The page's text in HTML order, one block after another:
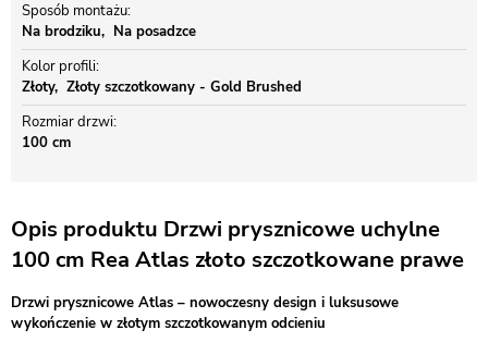
Sposób montażu
Na brodziku
Na posadzce
Kolor profili
Złoty
Złoty szczotkowany - Gold Brushed
Rozmiar drzwi
100 cm
Opis produktu Drzwi prysznicowe uchylne
100 cm Rea Atlas złoto szczotkowane prawe
Drzwi prysznicowe Atlas – nowoczesny design i luksusowe
wykończenie w złotym szczotkowanym odcieniu